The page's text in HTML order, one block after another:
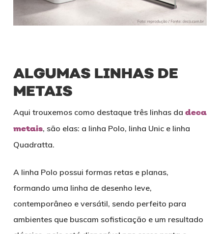
ALGUMAS LINHAS DE
METAIS
Aqui trouxemos como destaque três linhas da deca
metais, são elas: a linha Polo, linha Unic e linha
Quadratta.
A linha Polo possui formas retas e planas,
formando uma linha de desenho leve,
contemporâneo e versátil, sendo perfeito para
ambientes que buscam sofisticação e um resultado